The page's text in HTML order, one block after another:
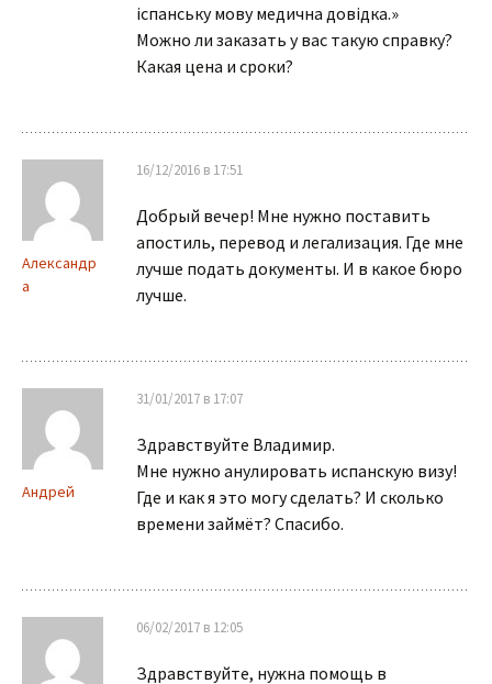
іспанську мову медична довідка.»
Можно ли заказать у вас такую справку?
Какая цена и сроки?
Александр
а
16/12/2016 в 17:51
Добрый вечер! Мне нужно поставить
апостиль, перевод и легализация. Где мне
лучше подать документы. И в какое бюро
лучше.
Андрей
31/01/2017 в 17:07
Здравствуйте Владимир.
Мне нужно анулировать испанскую визу!
Где и как я это могу сделать? И сколько
времени займёт? Спасибо.
06/02/2017 в 12:05
Здравствуйте, нужна помощь в